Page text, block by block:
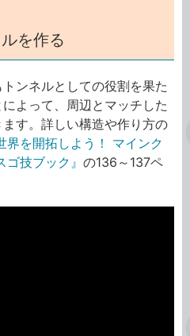
を作る
ンネルとしての役割を果た
よって、周辺とマッチした
す。詳しい構造や作り方の
界を開拓しよう！ マインク
技ブック』 の136～137ペ